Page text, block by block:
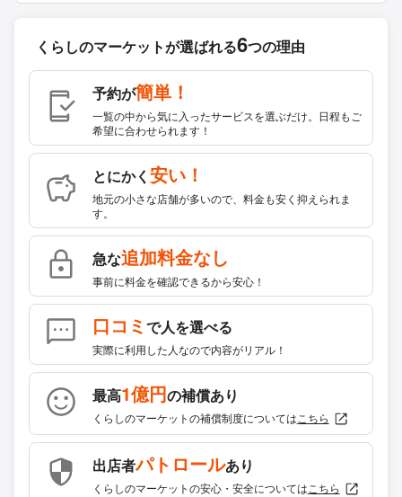
くらしのマーケットが選ばれる6つの理由
予約が簡単！
一覧の中から気に入ったサービスを選ぶだけ。日程もご
希望に合わせられます！
とにかく 安い！
地元の小さな店舗が多いので、料金も安く抑えられま
す。
急な追加料金なし
事前に料金を確認できるから安心！
口コミで人を選べる
実際に利用した人なので内容がリアル！
最高1億円の補償あり
くらしのマーケットの補償制度については こちら
出店者パトロールあり
くらしのマーケットの安心・安全については こちら